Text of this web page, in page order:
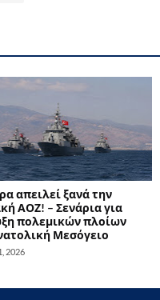
απειλεί ξανά την
ΑΟΖ! – Σενάρια για
πολεμικών πλοίων
Μεσόγειο
2026